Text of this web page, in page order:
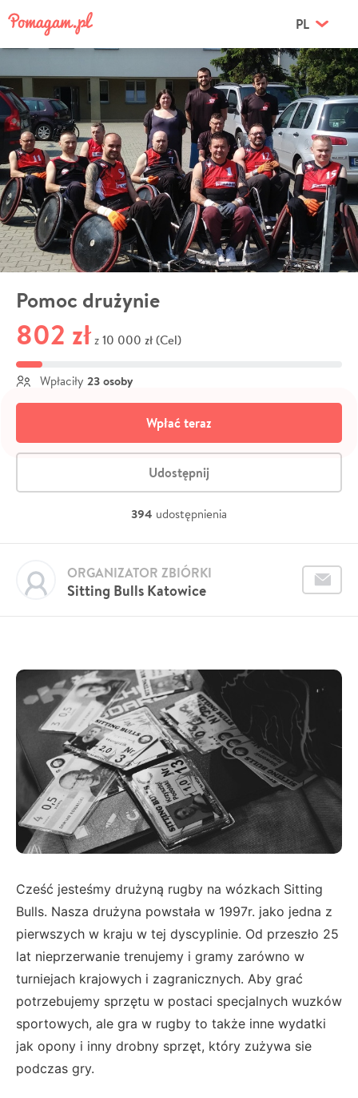
PL
Pomoc drużynie
802 zł z 10 000 zł (Cel)
Wpłaciły 23 osoby
Wpłać teraz
Udostępnij
394 udostępnienia
Sitting Bulls Katowice
ORGANIZATOR ZBIÓRKI
Cześć jesteśmy drużyną rugby na wózkach Sitting
Bulls. Nasza drużyna powstała w 1997r. jako jedna z
pierwszych w kraju w tej dyscyplinie. Od przeszło 25
lat nieprzerwanie trenujemy i gramy zarówno w
turniejach krajowych i zagranicznych. Aby grać
potrzebujemy sprzętu w postaci specjalnych wuzków
sportowych, ale gra w rugby to także inne wydatki
jak opony i inny drobny sprzęt, który zużywa sie
podczas gry.